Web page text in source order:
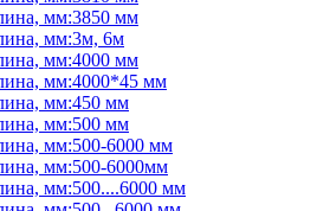
мм:3850 мм
мм:3м, 6м
мм:4000 мм
мм:4000*45 мм
мм:450 мм
мм:500 мм
мм:500-6000 мм
мм:500-6000мм
мм:500....6000 мм